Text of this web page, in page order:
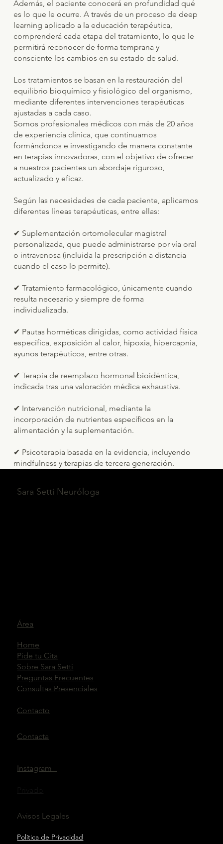
Además, el paciente conocerá en profundidad qué
es lo que le ocurre. A través de un proceso de deep
learning aplicado a la educación terapéutica,
comprenderá cada etapa del tratamiento, lo que le
permitirá reconocer de forma temprana y
consciente los cambios en su estado de salud.
Los tratamientos se basan en la restauración del
equilibrio bioquímico y fisiológico del organismo,
mediante diferentes intervenciones terapéuticas
ajustadas a cada caso.
Somos profesionales médicos con más de 20 años
de experiencia clínica, que continuamos
formándonos e investigando de manera constante
en terapias innovadoras, con el objetivo de ofrecer
a nuestros pacientes un abordaje riguroso,
actualizado y eficaz.
Según las necesidades de cada paciente, aplicamos
diferentes líneas terapéuticas, entre ellas:
✔ Suplementación ortomolecular magistral
personalizada, que puede administrarse por vía oral
o intravenosa (incluida la prescripción a distancia
cuando el caso lo permite).
✔ Tratamiento farmacológico, únicamente cuando
resulta necesario y siempre de forma
individualizada.
✔ Pautas horméticas dirigidas, como actividad física
específica, exposición al calor, hipoxia, hipercapnia,
ayunos terapéuticos, entre otras.
✔ Terapia de reemplazo hormonal bioidéntica,
indicada tras una valoración médica exhaustiva.
✔ Intervención nutricional, mediante la
incorporación de nutrientes específicos en la
alimentación y la suplementación.
✔ Psicoterapia basada en la evidencia, incluyendo
mindfulness y terapias de tercera generación.
Sara Setti Neuróloga
Área
Home
Pide tu Cita
Sobre Sara Setti
Preguntas Frecuentes
Consultas Presenciales
Contacto
Contacta
Instagram
Avisos Legales
Política de Privacidad